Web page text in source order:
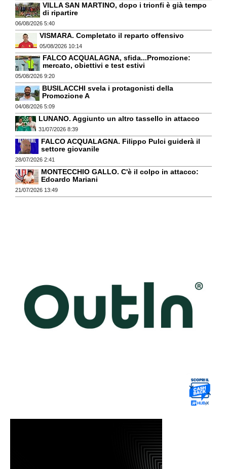
VILLA SAN MARTINO, dopo i trionfi è già tempo
di ripartire
06/08/2026 5:40
VISMARA. Completato il reparto offensivo
05/08/2026 10:14
FALCO ACQUALAGNA, sfida...Promozione:
mercato, obiettivi e test estivi
05/08/2026 9:20
BUSILACCHI svela i protagonisti della
Promozione A
04/08/2026 5:09
LUNANO. Aggiunto un altro tassello in attacco
31/07/2026 8:39
FALCO ACQUALAGNA. Filippo Pulci guiderà il
settore giovanile
28/07/2026 2:41
MONTECCHIO GALLO. C'è il colpo in attacco:
Edoardo Mariani
21/07/2026 13:49